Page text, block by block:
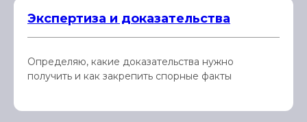
Экспертиза и доказательства
Определяю, какие доказательства нужно
получить и как закрепить спорные факты